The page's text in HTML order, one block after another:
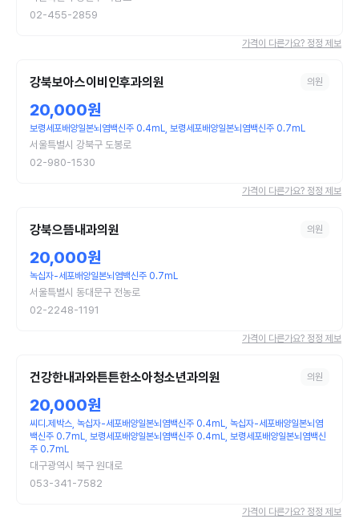
02-455-2859
가격이 다른가요? 정정 제보
강북보아스이비인후과의원 의원
20,000원
보령세포배양일본뇌염백신주 0.4mL, 보령세포배양일본뇌염백신주 0.7mL
서울특별시 강북구 도봉로
02-980-1530
가격이 다른가요? 정정 제보
강북으뜸내과의원 의원
20,000원
녹십자-세포배양일본뇌염백신주 0.7mL
서울특별시 동대문구 전농로
02-2248-1191
가격이 다른가요? 정정 제보
건강한내과와튼튼한소아청소년과의원 의원
20,000원
씨디.제박스, 녹십자-세포배양일본뇌염백신주 0.4mL, 녹십자-세포배양일본뇌염
백신주 0.7mL, 보령세포배양일본뇌염백신주 0.4mL, 보령세포배양일본뇌염백신
주 0.7mL
대구광역시 북구 원대로
053-341-7582
가격이 다른가요? 정정 제보